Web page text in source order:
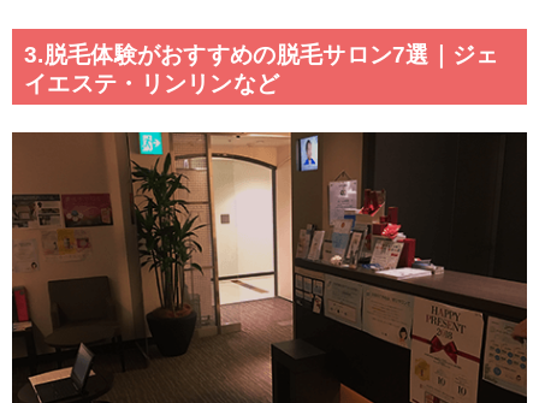
3.脱毛体験がおすすめの脱毛サロン7選｜ジェ
イエステ・リンリンなど